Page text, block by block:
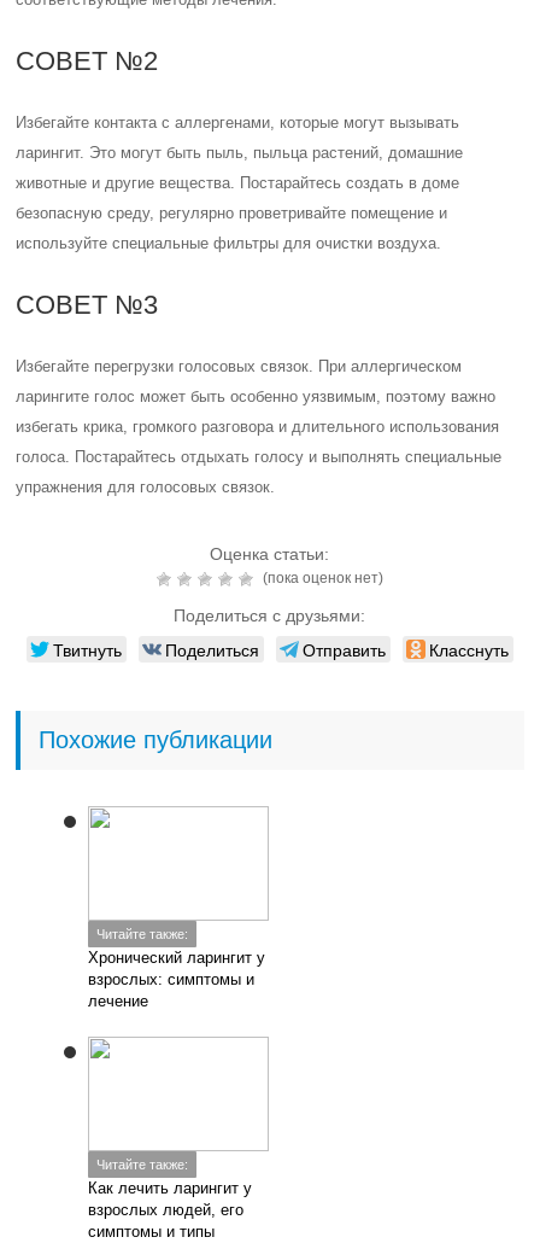
СОВЕТ №2
Избегайте контакта с аллергенами, которые могут вызывать
ларингит. Это могут быть пыль, пыльца растений, домашние
животные и другие вещества. Постарайтесь создать в доме
безопасную среду, регулярно проветривайте помещение и
используйте специальные фильтры для очистки воздуха.
СОВЕТ №3
Избегайте перегрузки голосовых связок. При аллергическом
ларингите голос может быть особенно уязвимым, поэтому важно
избегать крика, громкого разговора и длительного использования
голоса. Постарайтесь отдыхать голосу и выполнять специальные
упражнения для голосовых связок.
Оценка статьи:
(пока оценок нет)
Поделиться с друзьями:
Твитнуть Поделиться Отправить Класснуть
Похожие публикации
Читайте также:
Хронический ларингит у
взрослых: симптомы и
лечение
Читайте также:
Как лечить ларингит у
взрослых людей, его
симптомы и типы